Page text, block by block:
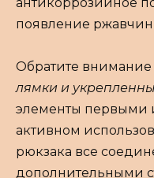
появление
Обратите внимание
лямки и
элементы первыми
активном
рюкзака все
дополнительными